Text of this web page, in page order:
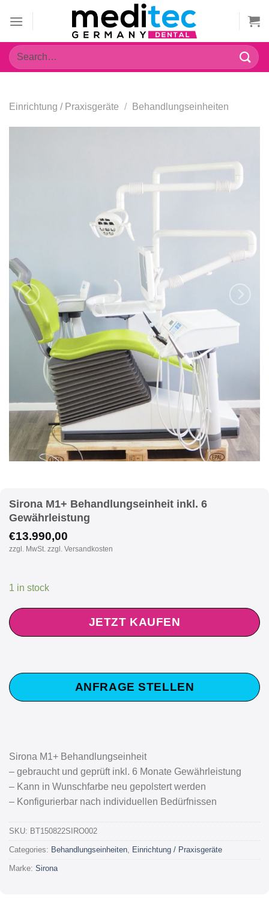
Inhalt
Search
for:
Einrichtung / Praxisgeräte / Behandlungseinheiten
Sirona M1+ Behandlungseinheit inkl. 6
Gewährleistung
€13.990,00
zzgl. MwSt. zzgl. Versandkosten
1 in stock
JETZT KAUFEN
ANFRAGE STELLEN
Sirona M1+ Behandlungseinheit
– gebraucht und geprüft inkl. 6 Monate Gewährleistung
– Kann in Wunschfarbe neu gepolstert werden
– Konfigurierbar nach individuellen Bedürfnissen
SKU: BT150822SIRO002
Categories: Behandlungseinheiten, Einrichtung / Praxisgeräte
Marke: Sirona